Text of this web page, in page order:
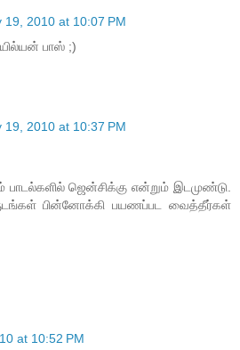
19, 2010 at 10:07 PM
பாஸ் ;)
19, 2010 at 10:37 PM
பாடல்களில் ஜென்சிக்கு என்றும் இடமுண்டு.
பின்னோக்கி பயணப்பட வைத்தீர்கள்
at 10:52 PM